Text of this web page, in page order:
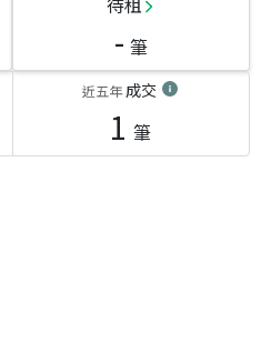
- 筆
近五年成交
1 筆